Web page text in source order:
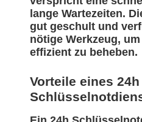
lange Wartezeiten.
gut geschult und
nötige Werkzeug,
effizient zu beheben.
Vorteile eines 24h